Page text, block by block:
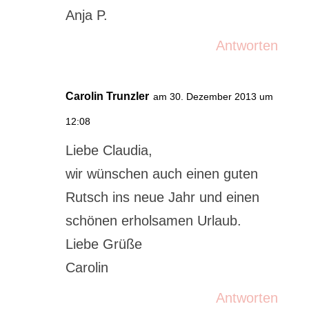
Anja P.
Antworten
Carolin Trunzler am 30. Dezember 2013 um
12:08
Liebe Claudia,
wir wünschen auch einen guten
Rutsch ins neue Jahr und einen
schönen erholsamen Urlaub.
Liebe Grüße
Carolin
Antworten